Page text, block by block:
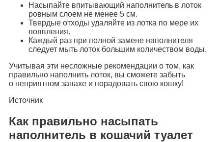
Насыпайте впитывающий наполнитель в лоток
ровным слоем не менее 5 см.
Твердые отходы удаляйте из лотка по мере их
появления.
Каждый раз при полной замене наполнителя
следует мыть лоток большим количеством воды.
Учитывая эти несложные рекомендации о том, как
правильно наполнить лоток, вы сможете забыть
о неприятном запахе и порадовать свою кошку!
Источник
Как правильно насыпать
наполнитель в кошачий туалет